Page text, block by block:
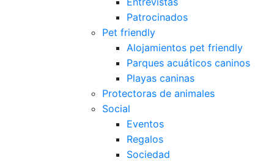
Patrocinados
Pet friendly
Alojamientos pet friendly
Parques acuáticos caninos
Playas caninas
Protectoras de animales
Social
Eventos
Regalos
Sociedad